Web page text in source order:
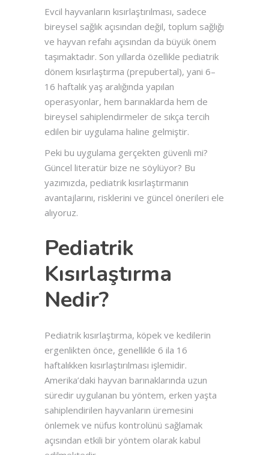
Evcil hayvanların kısırlaştırılması, sadece
bireysel sağlık açısından değil, toplum sağlığı
ve hayvan refahı açısından da büyük önem
taşımaktadır. Son yıllarda özellikle pediatrik
dönem kısırlaştırma (prepubertal), yani 6–
16 haftalık yaş aralığında yapılan
operasyonlar, hem barınaklarda hem de
bireysel sahiplendirmeler de sıkça tercih
edilen bir uygulama haline gelmiştir.
Peki bu uygulama gerçekten güvenli mi?
Güncel literatür bize ne söylüyor? Bu
yazımızda, pediatrik kısırlaştırmanın
avantajlarını, risklerini ve güncel önerileri ele
alıyoruz.
Pediatrik
Kısırlaştırma
Nedir?
Pediatrik kısırlaştırma, köpek ve kedilerin
ergenlikten önce, genellikle 6 ila 16
haftalıkken kısırlaştırılması işlemidir.
Amerika’daki hayvan barınaklarında uzun
süredir uygulanan bu yöntem, erken yaşta
sahiplendirilen hayvanların üremesini
önlemek ve nüfus kontrolünü sağlamak
açısından etkili bir yöntem olarak kabul